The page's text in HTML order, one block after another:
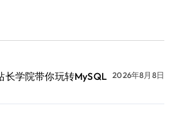
长学院带你玩转MySQL 2026年8月8日